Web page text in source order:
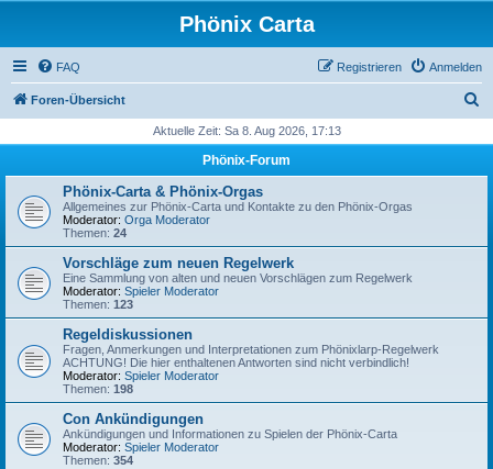
Phönix Carta
FAQ Anmelden
Registrieren
Foren-Übersicht
h
Aktuelle Zeit: Sa 8. Aug 2026, 17:13
Phönix-Forum
Phönix-Carta & Phönix-Orgas
Allgemeines zur Phönix-Carta und Kontakte zu den Phönix-Orgas
Moderator: Orga Moderator
Themen: 24
Vorschläge zum neuen Regelwerk
Eine Sammlung von alten und neuen Vorschlägen zum Regelwerk
Moderator: Spieler Moderator
Themen: 123
Regeldiskussionen
Fragen, Anmerkungen und Interpretationen zum Phönixlarp-Regelwerk
ACHTUNG! Die hier enthaltenen Antworten sind nicht verbindlich!
Moderator: Spieler Moderator
Themen: 198
Con Ankündigungen
Ankündigungen und Informationen zu Spielen der Phönix-Carta
Moderator: Spieler Moderator
Themen: 354